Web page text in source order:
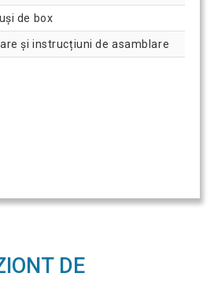
de box
și instrucțiuni de asamblare
DE